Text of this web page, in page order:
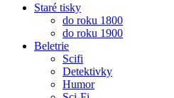
Staré tisky
do roku 1800
do roku 1900
Beletrie
Scifi
Detektivky
Humor